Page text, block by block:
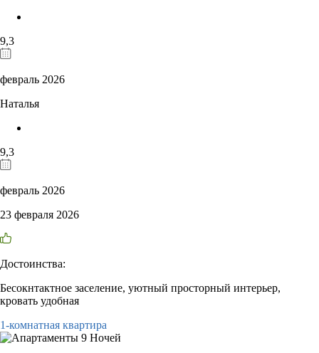
9,3
февраль 2026
Наталья
9,3
февраль 2026
23 февраля 2026
Достоинства:
Бесокнтактное заселение, уютный просторный интерьер,
кровать удобная
1-комнатная квартира